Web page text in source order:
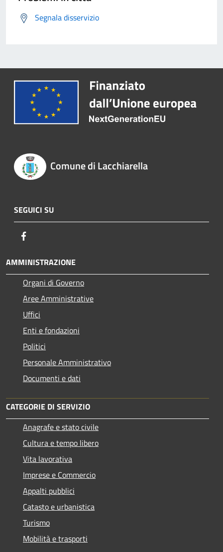
Segnala disservizio
Comune di Lacchiarella
SEGUICI SU
AMMINISTRAZIONE
Organi di Governo
Aree Amministrative
Uffici
Enti e fondazioni
Politici
Personale Amministrativo
Documenti e dati
CATEGORIE DI SERVIZIO
Anagrafe e stato civile
Cultura e tempo libero
Vita lavorativa
Imprese e Commercio
Appalti pubblici
Catasto e urbanistica
Turismo
Mobilità e trasporti